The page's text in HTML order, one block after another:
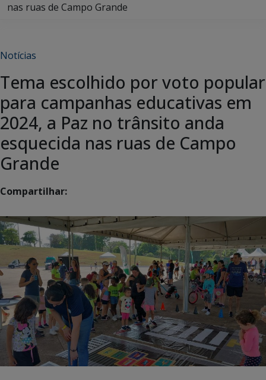
nas ruas de Campo Grande
Notícias
Tema escolhido por voto popular
para campanhas educativas em
2024, a Paz no trânsito anda
esquecida nas ruas de Campo
Grande
Compartilhar: